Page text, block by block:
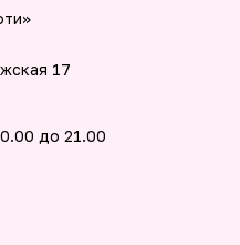
17
до 21.00